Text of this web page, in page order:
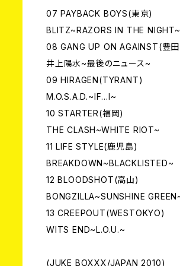
07 PAYBACK BOYS(東京)
BLITZ~RAZORS IN THE NIGHT~
08 GANG UP ON AGAINST(豊
井上陽水~最後のニュース~
09 HIRAGEN(TYRANT)
M.O.S.A.D.~IF...I~
10 STARTER(福岡)
THE CLASH~WHITE RIOT~
11 LIFE STYLE(鹿児島)
BREAKDOWN~BLACKLISTED~
12 BLOODSHOT(高山)
BONGZILLA~SUNSHINE
13 CREEPOUT(WESTOKYO)
WITS END~L.O.U.~
(JUKE BOXXX/JAPAN 2010)